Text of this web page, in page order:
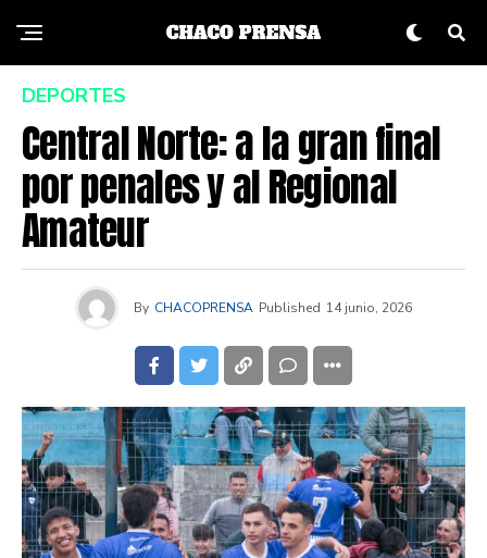
DEPORTES
Central Norte: a la gran final
por penales y al Regional
Amateur
By CHACOPRENSA Published 14 junio, 2026